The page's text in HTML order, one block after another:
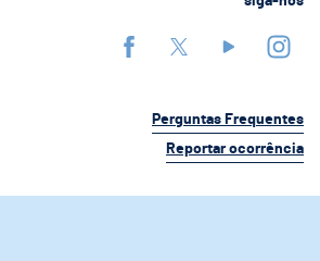
Perguntas Frequentes
Reportar ocorrência